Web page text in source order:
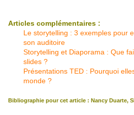
Articles complémentaires :
Le storytelling : 3 exemples pour
son auditoire
Storytelling et Diaporama : Que
slides ?
Présentations TED : Pourquoi
monde ?
Bibliographie pour cet article : Nancy Duarte,